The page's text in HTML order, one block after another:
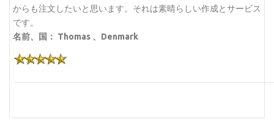
からも注文したいと思います。それは素晴らしい作成とサービス
です。
名前、国： Thomas 、Denmark